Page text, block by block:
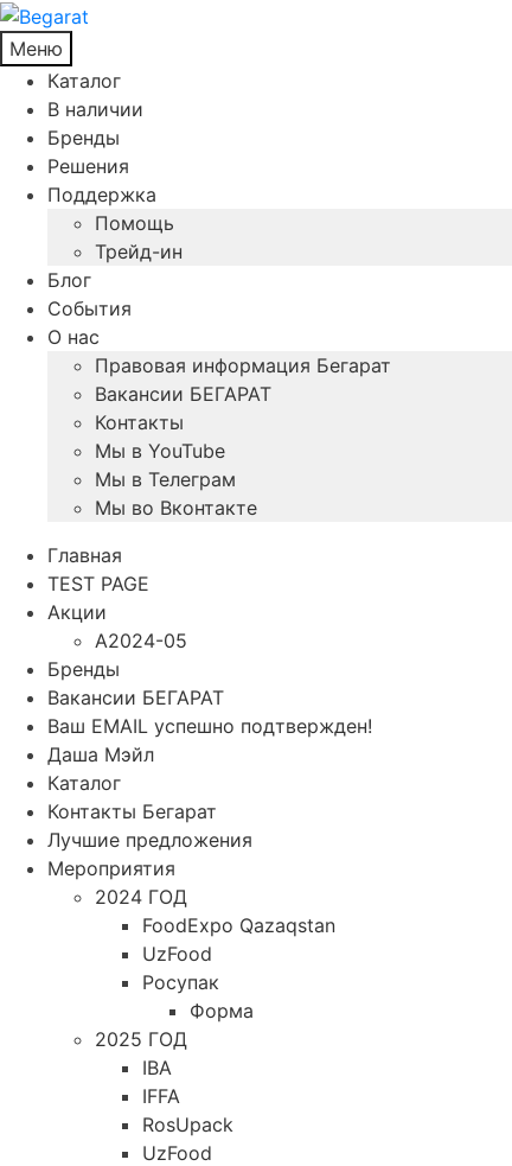
Меню
Каталог
В наличии
Бренды
Решения
Поддержка
Помощь
Трейд-ин
Блог
События
О нас
Правовая информация Бегарат
Вакансии БЕГАРАТ
Контакты
Мы в YouTube
Мы в Телеграм
Мы во Вконтакте
Главная
TEST PAGE
Акции
A2024-05
Бренды
Вакансии БЕГАРАТ
Ваш EMAIL успешно подтвержден!
Даша Мэйл
Каталог
Контакты Бегарат
Лучшие предложения
Мероприятия
2024 ГОД
FoodExpo Qazaqstan
UzFood
Росупак
Форма
2025 ГОД
IBA
IFFA
RosUpack
UzFood